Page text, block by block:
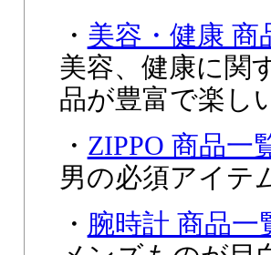
・ 美容・健康 商
美容、健康に関
品が豊富で楽し
・ ZIPPO 商品一
男の必須アイテ
・ 腕時計 商品一